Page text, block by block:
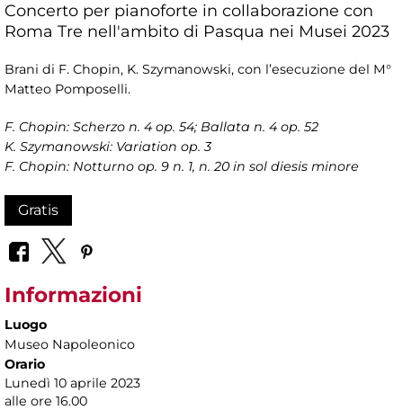
Concerto per pianoforte in collaborazione con
Roma Tre nell'ambito di Pasqua nei Musei 2023
Brani di F. Chopin, K. Szymanowski, con l’esecuzione del M°
Matteo Pomposelli.
F. Chopin: Scherzo n. 4 op. 54; Ballata n. 4 op. 52
K. Szymanowski: Variation op. 3
F. Chopin: Notturno op. 9 n. 1, n. 20 in sol diesis minore
Gratis
Informazioni
Luogo
Museo Napoleonico
Orario
Lunedì 10 aprile 2023
alle ore 16.00